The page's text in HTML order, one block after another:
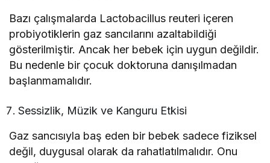
Bazı çalışmalarda Lactobacillus reuteri içeren
probiyotiklerin gaz sancılarını azaltabildiği
gösterilmiştir. Ancak her bebek için uygun değildir.
Bu nedenle bir çocuk doktoruna danışılmadan
başlanmamalıdır.
Sessizlik, Müzik ve Kanguru Etkisi
Gaz sancısıyla baş eden bir bebek sadece fiziksel
değil, duygusal olarak da rahatlatılmalıdır. Onu